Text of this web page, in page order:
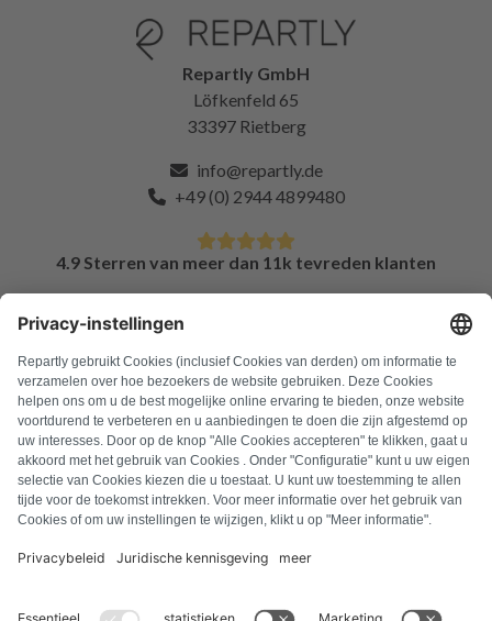
Repartly GmbH
Löfkenfeld 65
33397 Rietberg
info@repartly.de
+49 (0) 2944 4899480
4.9 Sterren van meer dan 11k tevreden klanten
FAQ
Alle foutcodes
Over ons
Druk op
Colofon
Algemene voorwaarden